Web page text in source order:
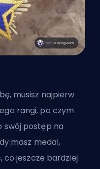
musisz najpierw
rangi, po czym
swój postęp na
masz medal,
co jeszcze bardziej